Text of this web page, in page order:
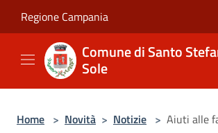
Regione Campania
Comune di Santo
Sole
Home > Novità > Notizie > Aiuti alle